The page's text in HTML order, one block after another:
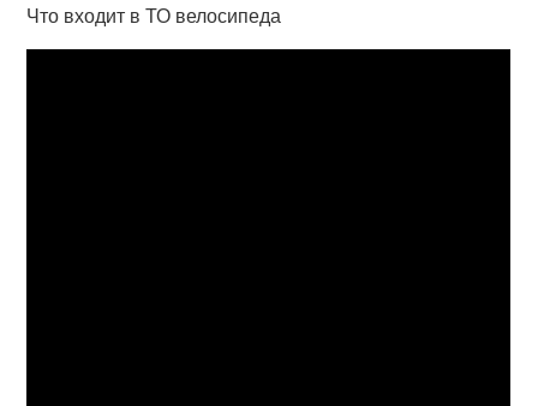
Что входит в ТО велосипеда